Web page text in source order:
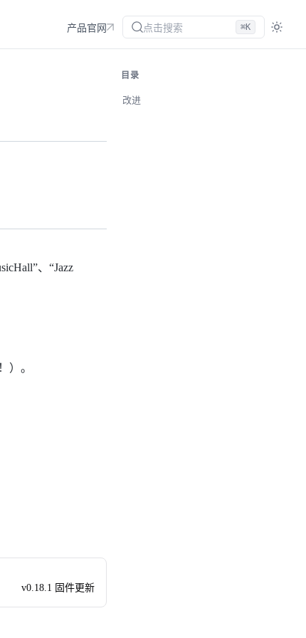
产品官网 点击搜索 ⌘K
、“Jazz
）。
v0.18.1 固件更新
目录
改进